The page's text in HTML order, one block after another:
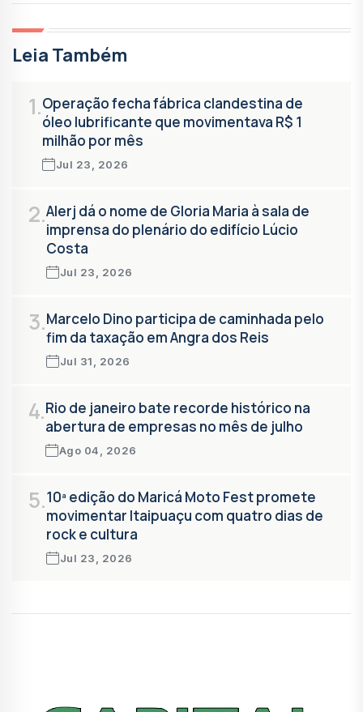
Leia Também
1.Operação fecha fábrica clandestina de
óleo lubrificante que movimentava R$ 1
milhão por mês
Jul 23, 2026
2.Alerj dá o nome de Gloria Maria à sala de
imprensa do plenário do edifício Lúcio
Costa
Jul 23, 2026
3.Marcelo Dino participa de caminhada pelo
fim da taxação em Angra dos Reis
Jul 31, 2026
4.Rio de janeiro bate recorde histórico na
abertura de empresas no mês de julho
Ago 04, 2026
5.10ª edição do Maricá Moto Fest promete
movimentar Itaipuaçu com quatro dias de
rock e cultura
Jul 23, 2026